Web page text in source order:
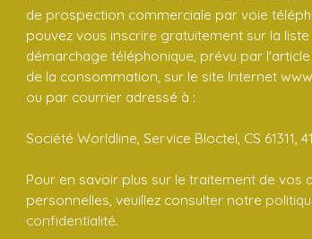
de prospection commerciale par voie
pouvez vous inscrire gratuitement sur la
démarchage téléphonique, prévu par l'article
de la consommation, sur le site Internet
ou par courrier adressé à :
Société Worldline, Service Bloctel, CS 61311,
Pour en savoir plus sur le traitement de vos
personnelles, veuillez consulter notre
confidentialité.